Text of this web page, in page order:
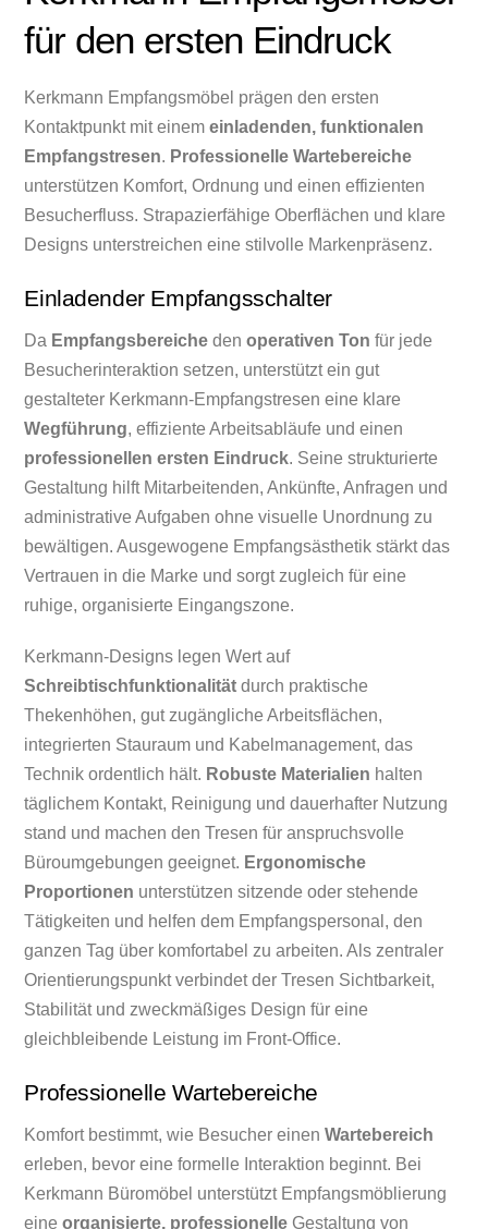
für den ersten Eindruck
Kerkmann Empfangsmöbel prägen den ersten
Kontaktpunkt mit einemeinladenden, funktionalen
Empfangstresen. Professionelle Wartebereiche
unterstützen Komfort, Ordnung und einen effizienten
Besucherfluss. Strapazierfähige Oberflächen und klare
Designs unterstreichen eine stilvolle Markenpräsenz.
Einladender Empfangsschalter
Da Empfangsbereiche denoperativen Ton für jede
Besucherinteraktion setzen, unterstützt ein gut
gestalteter Kerkmann-Empfangstresen eine klare
Wegführung, effiziente Arbeitsabläufe und einen
professionellen ersten Eindruck. Seine strukturierte
Gestaltung hilft Mitarbeitenden, Ankünfte, Anfragen und
administrative Aufgaben ohne visuelle Unordnung zu
bewältigen. Ausgewogene Empfangsästhetik stärkt das
Vertrauen in die Marke und sorgt zugleich für eine
ruhige, organisierte Eingangszone.
Kerkmann-Designs legen Wert auf
Schreibtischfunktionalität durch praktische
Thekenhöhen, gut zugängliche Arbeitsflächen,
integrierten Stauraum und Kabelmanagement, das
Technik ordentlich hält. Robuste Materialien halten
täglichem Kontakt, Reinigung und dauerhafter Nutzung
stand und machen den Tresen für anspruchsvolle
Büroumgebungen geeignet. Ergonomische
Proportionen unterstützen sitzende oder stehende
Tätigkeiten und helfen dem Empfangspersonal, den
ganzen Tag über komfortabel zu arbeiten. Als zentraler
Orientierungspunkt verbindet der Tresen Sichtbarkeit,
Stabilität und zweckmäßiges Design für eine
gleichbleibende Leistung im Front-Office.
Professionelle Wartebereiche
Komfort bestimmt, wie Besucher einenWartebereich
erleben, bevor eine formelle Interaktion beginnt. Bei
Kerkmann Büromöbel unterstützt Empfangsmöblierung
eineorganisierte, professionelle Gestaltung von